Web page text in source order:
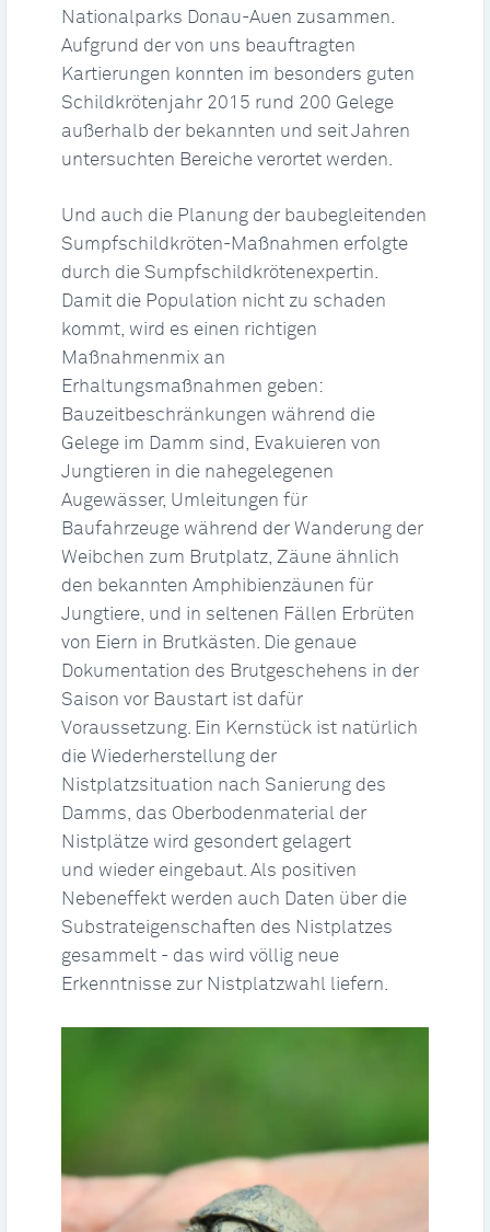
Nationalparks Donau-Auen zusammen.
Aufgrund der von uns beauftragten
Kartierungen konnten im besonders guten
Schildkrötenjahr 2015 rund 200 Gelege
außerhalb der bekannten und seit Jahren
untersuchten Bereiche verortet werden.
Und auch die Planung der baubegleitenden
Sumpfschildkröten-Maßnahmen erfolgte
durch die Sumpfschildkrötenexpertin.
Damit die Population nicht zu schaden
kommt, wird es einen richtigen
Maßnahmenmix an
Erhaltungsmaßnahmen geben:
Bauzeitbeschränkungen während die
Gelege im Damm sind, Evakuieren von
Jungtieren in die nahegelegenen
Augewässer, Umleitungen für
Baufahrzeuge während der Wanderung der
Weibchen zum Brutplatz, Zäune ähnlich
den bekannten Amphibienzäunen für
Jungtiere, und in seltenen Fällen Erbrüten
von Eiern in Brutkästen. Die genaue
Dokumentation des Brutgeschehens in der
Saison vor Baustart ist dafür
Voraussetzung. Ein Kernstück ist natürlich
die Wiederherstellung der
Nistplatzsituation nach Sanierung des
Damms, das Oberbodenmaterial der
Nistplätze wird gesondert gelagert
und wieder eingebaut. Als positiven
Nebeneffekt werden auch Daten über die
Substrateigenschaften des Nistplatzes
gesammelt - das wird völlig neue
Erkenntnisse zur Nistplatzwahl liefern.